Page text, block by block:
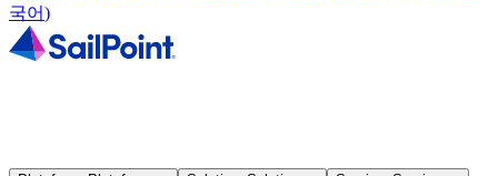
국어)